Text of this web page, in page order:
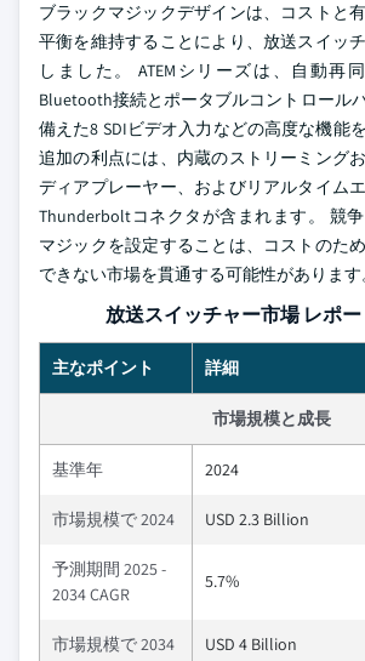
ブラックマジックデザインは、コストと
平衡を維持することにより、放送スイッ
しました。 ATEMシリーズは、自動再
Bluetooth接続とポータブルコントロール
備えた8 SDIビデオ入力などの高度な機能
追加の利点には、内蔵のストリーミング
ディアプレーヤー、およびリアルタイム
Thunderboltコネクタが含まれます。 競
マジックを設定することは、コストのた
できない市場を貫通する可能性があります
放送スイッチャー市場 レポ
主なポイント 詳細
市場規模と成長
基準年 2024
市場規模で 2024 USD 2.3 Billion
予測期間 2025 -
2034 CAGR
5.7%
市場規模で 2034 USD 4 Billion